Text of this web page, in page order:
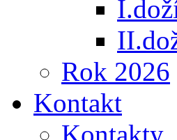
Rok 2026
Kontakt
Kontakty